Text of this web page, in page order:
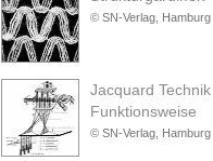
© SN-Verlag, Hamburg
Jacquard Technik
Funktionsweise
© SN-Verlag, Hamburg